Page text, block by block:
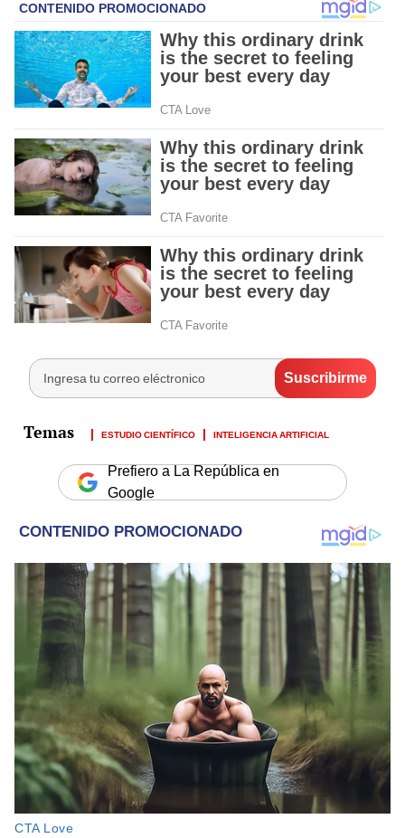
ESTUDIO CIENTÍFICO INTELIGENCIA ARTIFICIAL
Prefiero a La República en
Google